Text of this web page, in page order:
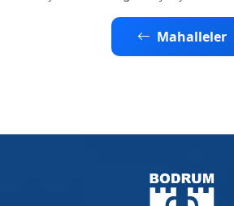
Mahalleler